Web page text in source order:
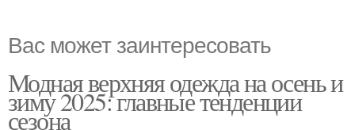
Вас может заинтересовать
Модная верхняя одежда на осень и
зиму 2025: главные тенденции
сезона